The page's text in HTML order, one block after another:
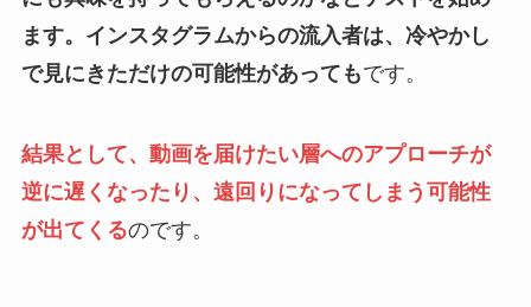
ます。インスタグラムからの流入者は、冷やかし
で見にきただけの可能性があってもです。
結果として、動画を届けたい層へのアプローチが
逆に遅くなったり、遠回りになってしまう可能性
が出てくるのです。